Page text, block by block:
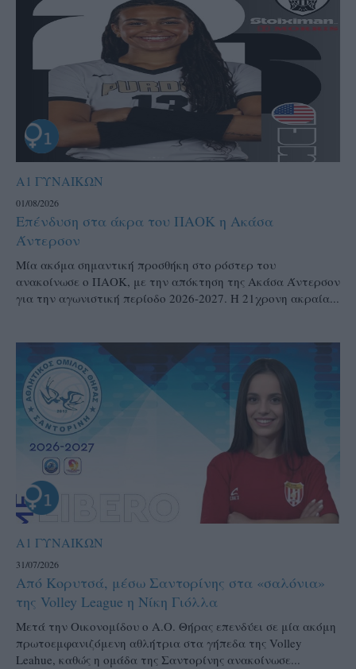
Α1 ΓΥΝΑΙΚΩΝ
01/08/2026
Επένδυση στα άκρα του ΠΑΟΚ η Ακάσα
Άντερσον
Μία ακόμα σημαντική προσθήκη στο ρόστερ του
ανακοίνωσε ο ΠΑΟΚ, με την απόκτηση της Ακάσα Άντερσον
για την αγωνιστική περίοδο 2026-2027. Η 21χρονη ακραία...
Α1 ΓΥΝΑΙΚΩΝ
31/07/2026
Από Κορυτσά, μέσω Σαντορίνης στα «σαλόνια»
της Volley League η Νίκη Γιόλλα
Μετά την Οικονομίδου ο Α.Ο. Θήρας επενδύει σε μία ακόμη
πρωτοεμφανιζόμενη αθλήτρια στα γήπεδα της Volley
Leahue, καθώς η ομάδα της Σαντορίνης ανακοίνωσε...